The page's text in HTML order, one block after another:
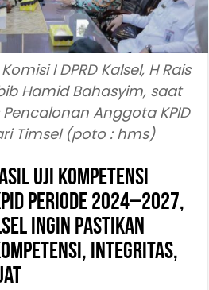
I DPRD Kalsel, H Rais
Hamid Bahasyim, saat
Anggota KPID
Timsel (poto : hms)
Uji Kompetensi
Periode 2024–2027,
Ingin Pastikan
Integritas,